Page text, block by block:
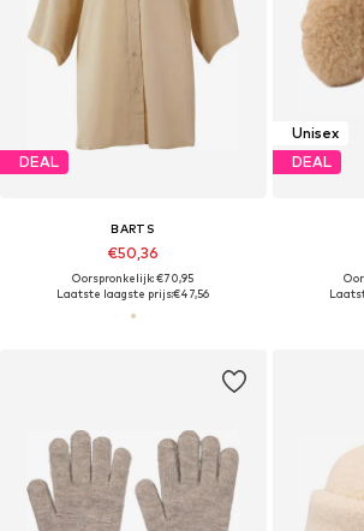
DEAL
BARTS
€50,36
Oorspronkelijk: €70,95
Laatste laagste prijs:€47,56
Unisex
DEAL